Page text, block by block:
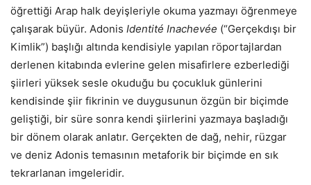
öğrettiği Arap halk deyişleriyle okuma yazmayı öğrenmeye
çalışarak büyür. Adonis Identité Inachevée (“Gerçekdışı bir
Kimlik”) başlığı altında kendisiyle yapılan röportajlardan
derlenen kitabında evlerine gelen misafirlere ezberlediği
şiirleri yüksek sesle okuduğu bu çocukluk günlerini
kendisinde şiir fikrinin ve duygusunun özgün bir biçimde
geliştiği, bir süre sonra kendi şiirlerini yazmaya başladığı
bir dönem olarak anlatır. Gerçekten de dağ, nehir, rüzgar
ve deniz Adonis temasının metaforik bir biçimde en sık
tekrarlanan imgeleridir.